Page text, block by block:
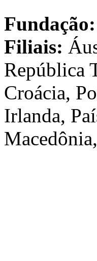
Fundação:
Filiais:
República
Croácia,
Irlanda,